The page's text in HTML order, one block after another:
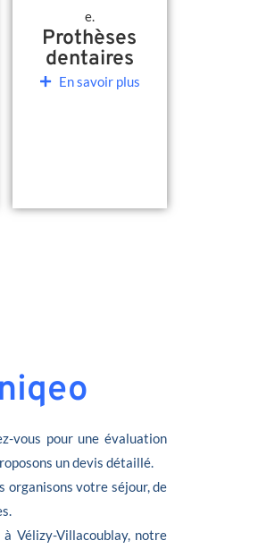
Prothèses
dentaires
En savoir plus
vous pour une évaluation
un devis détaillé.
organisons votre séjour, de
Vélizy-Villacoublay, notre